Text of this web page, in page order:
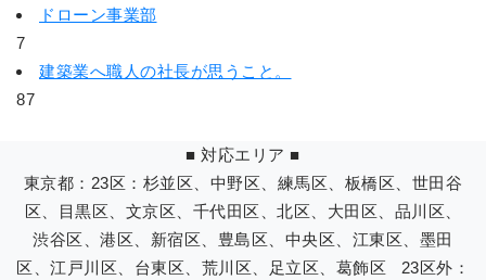
ドローン事業部
7
建築業へ職人の社長が思うこと。
87
■ 対応エリア ■
東京都：23区：杉並区、中野区、練馬区、板橋区、世田谷
区、目黒区、文京区、千代田区、北区、大田区、品川区、
渋谷区、港区、新宿区、豊島区、中央区、江東区、墨田
区、江戸川区、台東区、荒川区、足立区、葛飾区 23区外：